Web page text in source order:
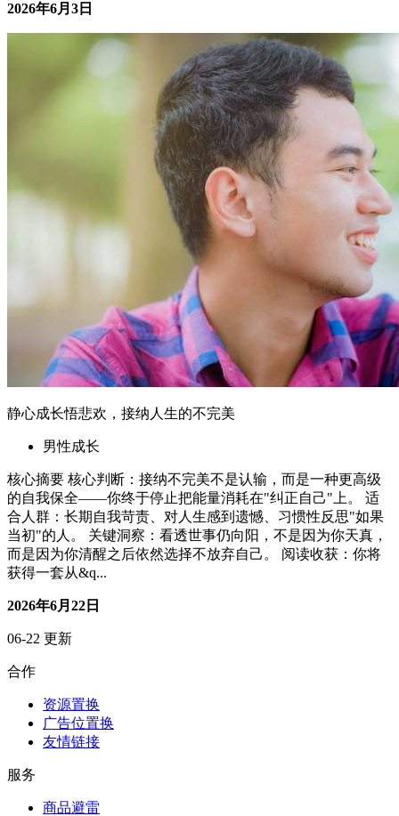
2026年6月3日
静心成长悟悲欢，接纳人生的不完美
男性成长
核心摘要 核心判断：接纳不完美不是认输，而是一种更高级
的自我保全——你终于停止把能量消耗在"纠正自己"上。 适
合人群：长期自我苛责、对人生感到遗憾、习惯性反思"如果
当初"的人。 关键洞察：看透世事仍向阳，不是因为你天真，
而是因为你清醒之后依然选择不放弃自己。 阅读收获：你将
获得一套从&q...
2026年6月22日
06-22 更新
合作
资源置换
广告位置换
友情链接
服务
商品避雷